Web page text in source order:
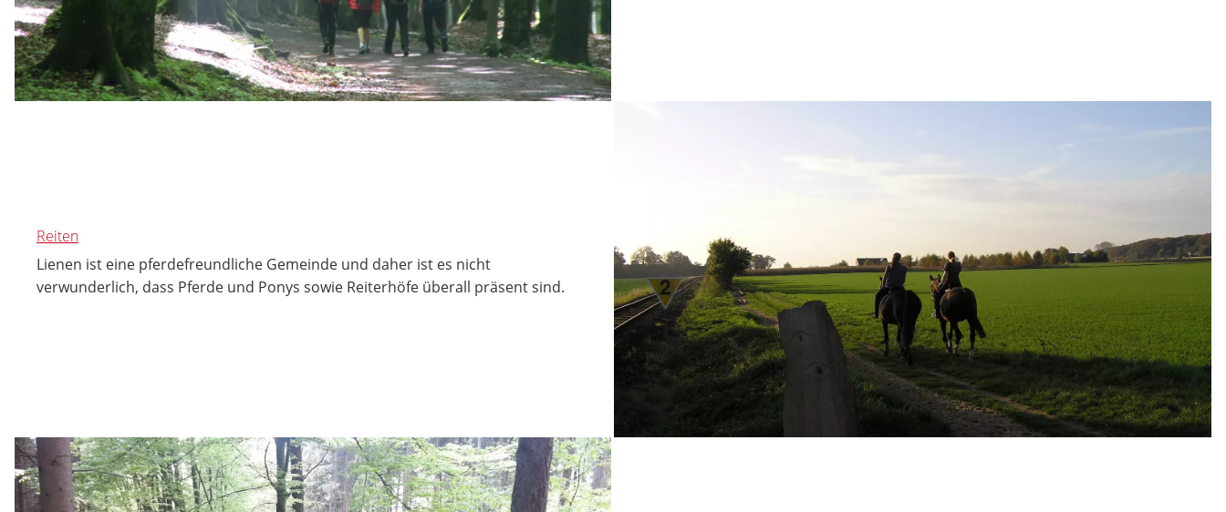
Reiten
Lienen ist eine pferdefreundliche Gemeinde und daher ist es nicht
verwunderlich, dass Pferde und Ponys sowie Reiterhöfe überall präsent sind.